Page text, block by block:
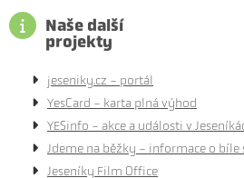
Naše další
projekty
jeseniky.cz - portál
YesCard - karta plná výhod
YESinfo - akce a události v
Jdeme na běžky - informace o bíle
Jeseníky Film Office